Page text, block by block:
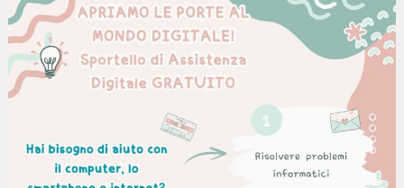
lo
IOR